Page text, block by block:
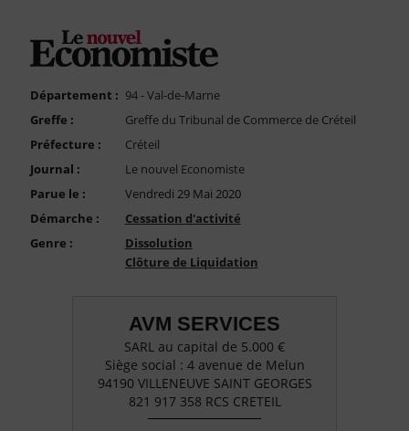
FAQ
Compte PRO
Département : 94 - Val-de-Marne
Greffe :
Greffe du Tribunal de Commerce de Créteil
Préfecture :
Créteil
Journal :
Le nouvel Economiste
Parue le :
Vendredi 29 Mai 2020
Démarche :
Cessation d'activité
Genre :
Dissolution
Clôture de Liquidation
AVM SERVICES
SARL au capital de 5.000 €
Siège social : 4 avenue de Melun
94190 VILLENEUVE SAINT GEORGES
821 917 358 RCS CRETEIL